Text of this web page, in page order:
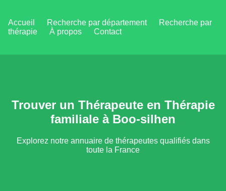
Accueil Recherche par département
Recherche par
thérapie
À propos Contact
Trouver un Thérapeute en Thérapie
familiale à Boo-silhen
Explorez notre annuaire de thérapeutes qualifiés dans
toute la France